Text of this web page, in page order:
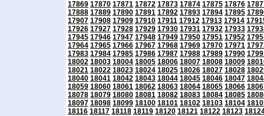
17869 17870 17871 17872 17873 17874 17875 17876
17888 17889 17890 17891 17892 17893 17894 17895
17907 17908 17909 17910 17911 17912 17913 17914
17926 17927 17928 17929 17930 17931 17932 17933
17945 17946 17947 17948 17949 17950 17951 17952
17964 17965 17966 17967 17968 17969 17970 17971
17983 17984 17985 17986 17987 17988 17989 17990
18002 18003 18004 18005 18006 18007 18008 18009
18021 18022 18023 18024 18025 18026 18027 18028
18040 18041 18042 18043 18044 18045 18046 18047
18059 18060 18061 18062 18063 18064 18065 18066
18078 18079 18080 18081 18082 18083 18084 18085
18097 18098 18099 18100 18101 18102 18103 18104
18116 18117 18118 18119 18120 18121 18122 18123